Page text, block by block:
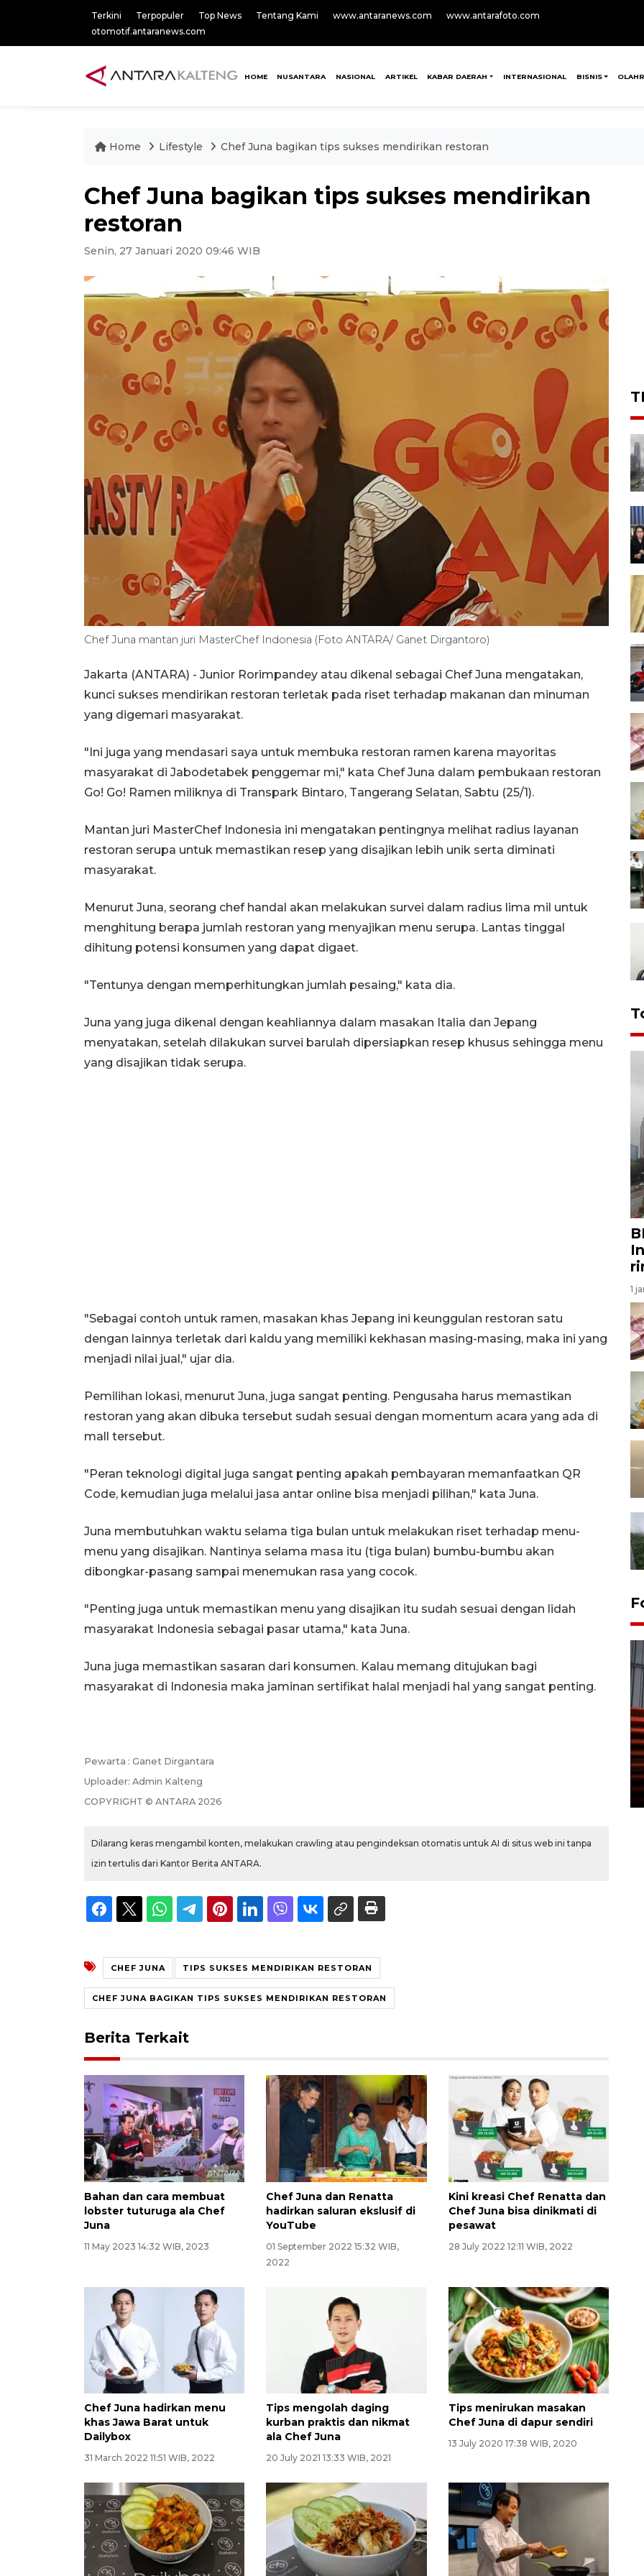
Terkini Terpopuler Top News Tentang Kami www.antaranews.com
www.antarafoto.com
otomotif.antaranews.com
HOME NUSANTARA NASIONAL ARTIKEL KABAR DAERAH INTERNASIONAL BISNIS
Home Lifestyle Chef Juna bagikan tips sukses mendirikan restoran
Chef Juna bagikan tips sukses mendirikan
restoran
Senin, 27 Januari 2020 09:46 WIB
Chef Juna mantan juri MasterChef Indonesia (Foto ANTARA/ Ganet Dirgantoro)
Jakarta (ANTARA) - Junior Rorimpandey atau dikenal sebagai Chef Juna mengatakan,
kunci sukses mendirikan restoran terletak pada riset terhadap makanan dan minuman
yang digemari masyarakat.
"Ini juga yang mendasari saya untuk membuka restoran ramen karena mayoritas
masyarakat di Jabodetabek penggemar mi," kata Chef Juna dalam pembukaan restoran
Go! Go! Ramen miliknya di Transpark Bintaro, Tangerang Selatan, Sabtu (25/1).
Mantan juri MasterChef Indonesia ini mengatakan pentingnya melihat radius layanan
restoran serupa untuk memastikan resep yang disajikan lebih unik serta diminati
masyarakat.
Menurut Juna, seorang chef handal akan melakukan survei dalam radius lima mil untuk
menghitung berapa jumlah restoran yang menyajikan menu serupa. Lantas tinggal
dihitung potensi konsumen yang dapat digaet.
"Tentunya dengan memperhitungkan jumlah pesaing," kata dia.
Juna yang juga dikenal dengan keahliannya dalam masakan Italia dan Jepang
menyatakan, setelah dilakukan survei barulah dipersiapkan resep khusus sehingga menu
yang disajikan tidak serupa.
"Sebagai contoh untuk ramen, masakan khas Jepang ini keunggulan restoran satu
dengan lainnya terletak dari kaldu yang memiliki kekhasan masing-masing, maka ini yang
menjadi nilai jual," ujar dia.
Pemilihan lokasi, menurut Juna, juga sangat penting. Pengusaha harus memastikan
restoran yang akan dibuka tersebut sudah sesuai dengan momentum acara yang ada di
mall tersebut.
"Peran teknologi digital juga sangat penting apakah pembayaran memanfaatkan QR
Code, kemudian juga melalui jasa antar online bisa menjadi pilihan," kata Juna.
Juna membutuhkan waktu selama tiga bulan untuk melakukan riset terhadap menu-
menu yang disajikan. Nantinya selama masa itu (tiga bulan) bumbu-bumbu akan
dibongkar-pasang sampai menemukan rasa yang cocok.
"Penting juga untuk memastikan menu yang disajikan itu sudah sesuai dengan lidah
masyarakat Indonesia sebagai pasar utama," kata Juna.
Juna juga memastikan sasaran dari konsumen. Kalau memang ditujukan bagi
masyarakat di Indonesia maka jaminan sertifikat halal menjadi hal yang sangat penting.
Pewarta : Ganet Dirgantara
Uploader: Admin Kalteng
COPYRIGHT © ANTARA 2026
Dilarang keras mengambil konten, melakukan crawling atau pengindeksan otomatis untuk AI di situs web ini tanpa
izin tertulis dari Kantor Berita ANTARA.
CHEF JUNA TIPS SUKSES MENDIRIKAN RESTORAN
CHEF JUNA BAGIKAN TIPS SUKSES MENDIRIKAN RESTORAN
Berita Terkait
Bahan dan cara membuat
lobster tuturuga ala Chef
Juna
11 May 2023 14:32 WIB, 2023
Chef Juna dan Renatta
hadirkan saluran ekslusif di
YouTube
01 September 2022 15:32 WIB,
2022
Kini kreasi Chef Renatta dan
Chef Juna bisa dinikmati di
pesawat
28 July 2022 12:11 WIB, 2022
Chef Juna hadirkan menu
khas Jawa Barat untuk
Dailybox
31 March 2022 11:51 WIB, 2022
Tips mengolah daging
kurban praktis dan nikmat
ala Chef Juna
20 July 2021 13:33 WIB, 2021
Tips menirukan masakan
Chef Juna di dapur sendiri
13 July 2020 17:38 WIB, 2020
1